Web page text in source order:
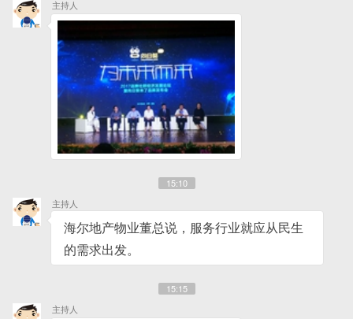
主持人
15:10
主持人
海尔地产物业董总说，服务行业就应从民生
的需求出发。
15:15
主持人